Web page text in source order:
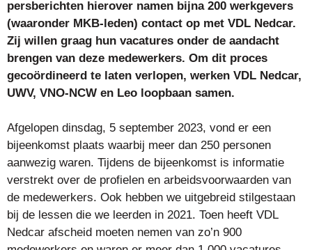
persberichten hierover namen bijna 200 werkgevers
(waaronder MKB-leden) contact op met VDL Nedcar.
Zij willen graag hun vacatures onder de aandacht
brengen van deze medewerkers. Om dit proces
gecoördineerd te laten verlopen, werken VDL Nedcar,
UWV, VNO-NCW en Leo loopbaan samen.
Afgelopen dinsdag, 5 september 2023, vond er een
bijeenkomst plaats waarbij meer dan 250 personen
aanwezig waren. Tijdens de bijeenkomst is informatie
verstrekt over de profielen en arbeidsvoorwaarden van
de medewerkers. Ook hebben we uitgebreid stilgestaan
bij de lessen die we leerden in 2021. Toen heeft VDL
Nedcar afscheid moeten nemen van zo’n 900